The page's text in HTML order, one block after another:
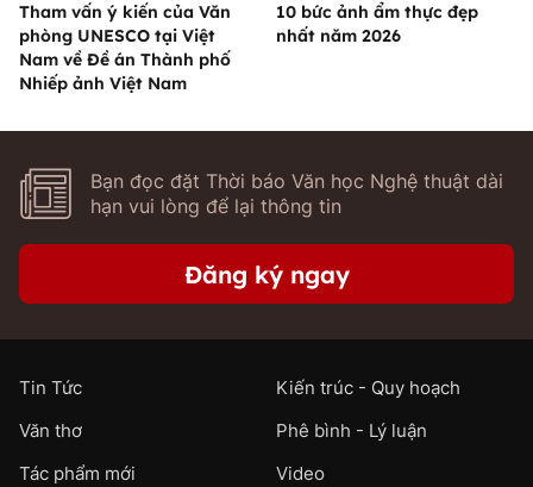
Tham vấn ý kiến của Văn
phòng UNESCO tại Việt
Nam về Đề án Thành phố
Nhiếp ảnh Việt Nam
10 bức ảnh ẩm thực đẹp
nhất năm 2026
Bạn đọc đặt Thời báo Văn học Nghệ thuật dài
hạn vui lòng để lại thông tin
Đăng ký ngay
Tin Tức
Kiến trúc - Quy hoạch
Văn thơ
Phê bình - Lý luận
Tác phẩm mới
Video